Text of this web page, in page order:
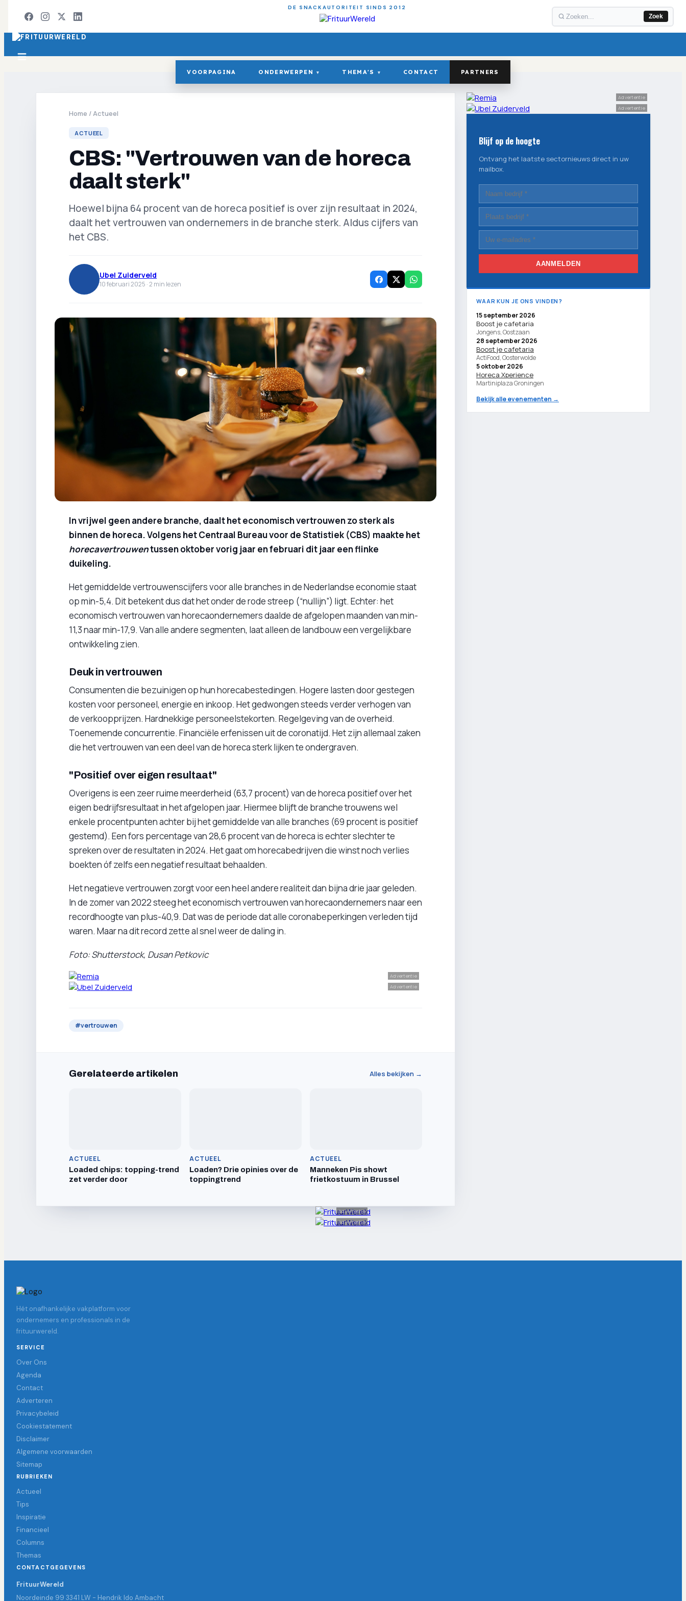
DE SNACKAUTORITEIT SINDS 2012
Zoek
VOORPAGINA ONDERWERPEN ▾ THEMA'S ▾ CONTACT PARTNERS
Home /Actueel
ACTUEEL
CBS: "Vertrouwen van de horeca
daalt sterk"
Hoewel bijna 64 procent van de horeca positief is over zijn resultaat in 2024,
daalt het vertrouwen van ondernemers in de branche sterk. Aldus cijfers van
het CBS.
Ubel Zuiderveld
10 februari 2025 ·2 min lezen
In vrijwel geen andere branche, daalt het economisch vertrouwen zo sterk als
binnen de horeca. Volgens het Centraal Bureau voor de Statistiek (CBS) maakte het
horecavertrouwentussen oktober vorig jaar en februari dit jaar een flinke
duikeling.
Het gemiddelde vertrouwenscijfers voor alle branches in de Nederlandse economie staat
op min-5,4. Dit betekent dus dat het onder de rode streep (“nullijn”) ligt. Echter: het
economisch vertrouwen van horecaondernemers daalde de afgelopen maanden van min-
11,3 naar min-17,9. Van alle andere segmenten, laat alleen de landbouw een vergelijkbare
ontwikkeling zien.
Deuk in vertrouwen
Consumenten die bezuinigen op hun horecabestedingen. Hogere lasten door gestegen
kosten voor personeel, energie en inkoop. Het gedwongen steeds verder verhogen van
de verkoopprijzen. Hardnekkige personeelstekorten. Regelgeving van de overheid.
Toenemende concurrentie. Financiële erfenissen uit de coronatijd. Het zijn allemaal zaken
die het vertrouwen van een deel van de horeca sterk lijken te ondergraven.
"Positief over eigen resultaat"
Overigens is een zeer ruime meerderheid (63,7 procent) van de horeca positief over het
eigen bedrijfsresultaat in het afgelopen jaar. Hiermee blijft de branche trouwens wel
enkele procentpunten achter bij het gemiddelde van alle branches (69 procent is positief
gestemd). Een fors percentage van 28,6 procent van de horeca is echter slechter te
spreken over de resultaten in 2024. Het gaat om horecabedrijven die winst noch verlies
boekten óf zelfs een negatief resultaat behaalden.
Het negatieve vertrouwen zorgt voor een heel andere realiteit dan bijna drie jaar geleden.
In de zomer van 2022 steeg het economisch vertrouwen van horecaondernemers naar een
recordhoogte van plus-40,9. Dat was de periode dat alle coronabeperkingen verleden tijd
waren. Maar na dit record zette al snel weer de daling in.
Foto: Shutterstock, Dusan Petkovic
Advertentie
Advertentie
#vertrouwen
Gerelateerde artikelen Alles bekijken →
ACTUEEL
Loaded chips: topping-trend
zet verder door
ACTUEEL
Loaden? Drie opinies over de
toppingtrend
ACTUEEL
Manneken Pis showt
frietkostuum in Brussel
Advertentie
Advertentie
Blijf op de hoogte
Ontvang het laatste sectornieuws direct in uw
mailbox.
AANMELDEN
WAAR KUN JE ONS VINDEN?
15 september 2026
Boost je cafetaria
Jongens, Oostzaan
28 september 2026
Boost je cafetaria
ActiFood, Oosterwolde
5 oktober 2026
Horeca Xperience
Martiniplaza Groningen
Bekijk alle evenementen →
Advertentie
Advertentie
Hét onafhankelijke vakplatform voor
ondernemers en professionals in de
frituurwereld.
SERVICE
Over Ons
Agenda
Contact
Adverteren
Privacybeleid
Cookiestatement
Disclaimer
Algemene voorwaarden
Sitemap
RUBRIEKEN
Actueel
Tips
Inspiratie
Financieel
Columns
Themas
CONTACTGEGEVENS
FrituurWereld
Noordeinde 99 3341 LW - Hendrik Ido Ambacht